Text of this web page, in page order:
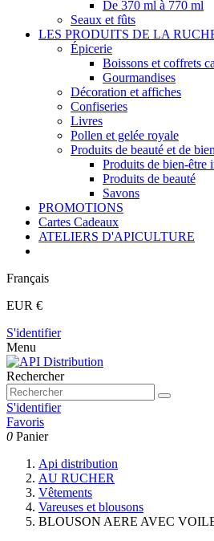
De 370 ml à 770 ml
Seaux et fûts
LES PRODUITS DE LA
Épicerie
Boissons et coffrets
Gourmandises
Décoration et affiches
Confiseries
Livres
Pollen et gelée royale
Produits de beauté et de
Produits de bien-être
Produits de beauté
Savons
PROMOTIONS
Cartes Cadeaux
ATELIERS D'APICULTURE
Français
EUR €
S'identifier
Menu
Rechercher
S'identifier
Favoris
0 Panier
Api distribution
AU RUCHER
Vêtements
Vareuses et blousons
BLOUSON AERE AVEC